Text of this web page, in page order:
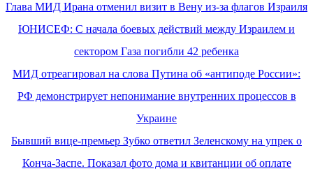
Глава МИД Ирана отменил визит в Вену из-за флагов Израиля
ЮНИСЕФ: С начала боевых действий между Израилем и
сектором Газа погибли 42 ребенка
МИД отреагировал на слова Путина об «антиподе России»:
РФ демонстрирует непонимание внутренних процессов в
Украине
Бывший вице-премьер Зубко ответил Зеленскому на упрек о
Конча-Заспе. Показал фото дома и квитанции об оплате